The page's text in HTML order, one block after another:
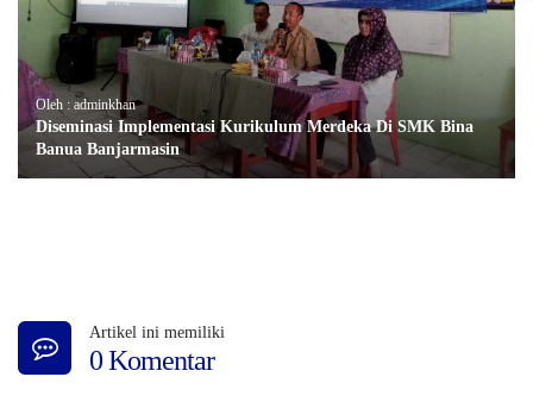
Oleh : adminkhan
Diseminasi Implementasi Kurikulum Merdeka Di SMK Bina
Banua Banjarmasin
Artikel ini memiliki
0 Komentar